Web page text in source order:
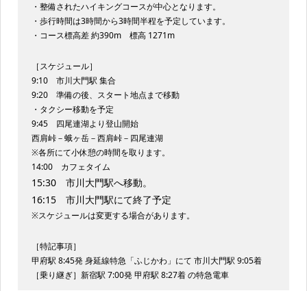
・整備されたハイキングコースが中心となります。
・歩行時間は3時間から3時間半程を予定しています。
・コース標高差 約390m 標高 1271m
［スケジュール］
9:10 市川大門駅 集合
9:20 準備の後、スタート地点まで移動
・タクシー移動を予定
9:45 四尾連湖より登山開始
西肩峠－蛾ヶ岳－西肩峠－四尾連湖
※各所にて小休憩の時間を取ります。
14:00 カフェタイム
15:30 市川大門駅へ移動。
16:15 市川大門駅にて終了予定
※スケジュールは変更する場合があります。
［特記事項］
甲府駅 8:45発 身延線特急「ふじかわ」にて 市川大門駅 9:05着
［乗り継ぎ］新宿駅 7:00発 甲府駅 8:27着 の特急電車